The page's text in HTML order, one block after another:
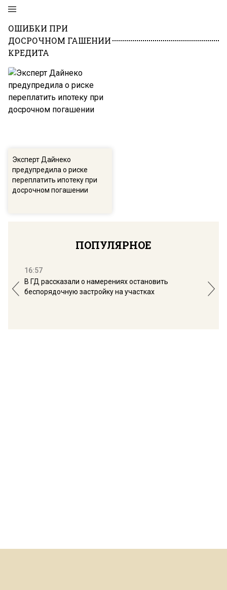
ОШИБКИ ПРИ
ДОСРОЧНОМ ГАШЕНИИ
КРЕДИТА
Эксперт Дайнеко
предупредила о риске
переплатить ипотеку при
досрочном погашении
ПОПУЛЯРНОЕ
16:57
В ГД рассказали о намерениях остановить
беспорядочную застройку на участках